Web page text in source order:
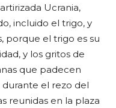
Ucrania,
incluido el trigo, y
porque el trigo es su
y los gritos de
que padecen
durante el rezo del
reunidas en la plaza